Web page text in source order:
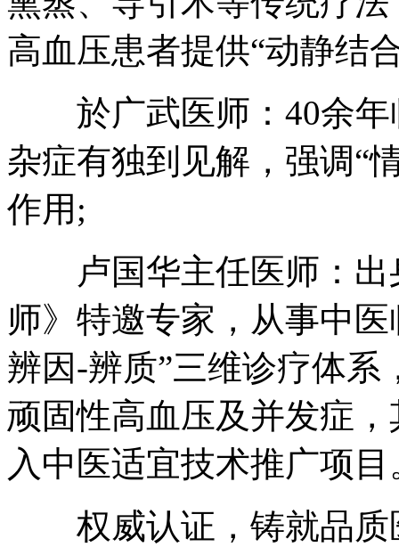
高血压患者提供“动静结
於广武医师：40余年
杂症有独到见解，强调“
作用;
卢国华主任医师：出
师》特邀专家，从事中
辨因-辨质”三维诊疗体
顽固性高血压及并发症
入中医适宜技术推广项目
权威认证，铸就品质